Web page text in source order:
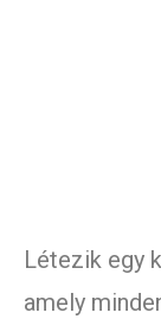
Létezik egy
amely